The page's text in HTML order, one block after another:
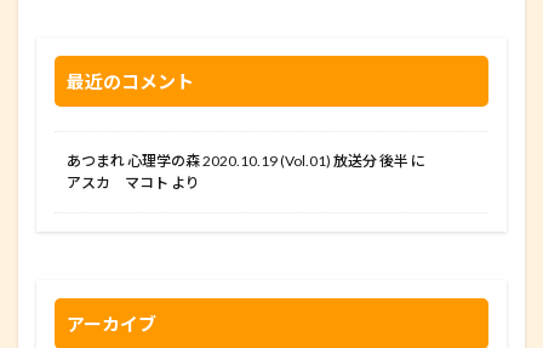
最近のコメント
あつまれ 心理学の森 2020.10.19 (Vol.01) 放送分 後半 に
アスカ マコト より
アーカイブ